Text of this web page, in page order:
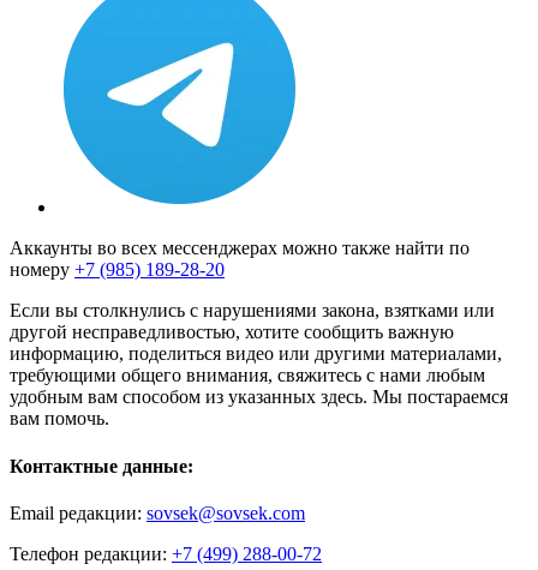
Аккаунты во всех мессенджерах можно также найти по
номеру +7 (985) 189-28-20
Если вы столкнулись с нарушениями закона, взятками или
другой несправедливостью, хотите сообщить важную
информацию, поделиться видео или другими материалами,
требующими общего внимания, свяжитесь с нами любым
удобным вам способом из указанных здесь. Мы постараемся
вам помочь.
Контактные данные:
Email редакции: sovsek@sovsek.com
Телефон редакции: +7 (499) 288-00-72